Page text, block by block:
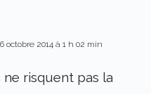
octobre 2014 à 1 h 02 min
ne risquent pas la